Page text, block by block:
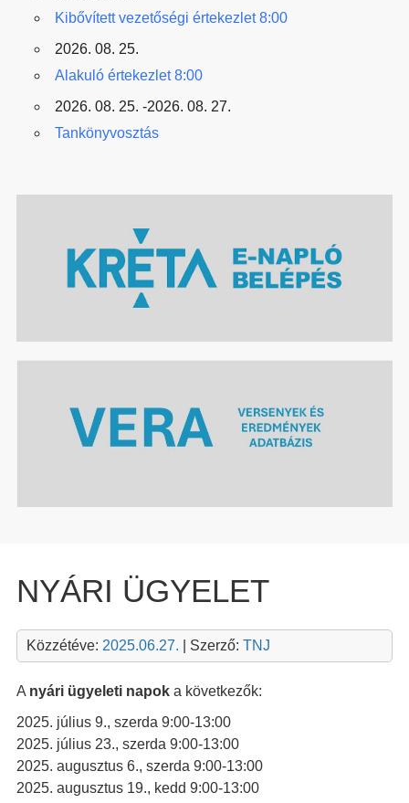
Kibővített vezetőségi értekezlet 8:00
2026. 08. 25.
Alakuló értekezlet 8:00
2026. 08. 25. -2026. 08. 27.
Tankönyvosztás
NYÁRI ÜGYELET
Közzétéve: 2025.06.27. | Szerző: TNJ
A nyári ügyeleti napoka következők:
2025. július 9., szerda 9:00-13:00
2025. július 23., szerda 9:00-13:00
2025. augusztus 6., szerda 9:00-13:00
2025. augusztus 19., kedd 9:00-13:00